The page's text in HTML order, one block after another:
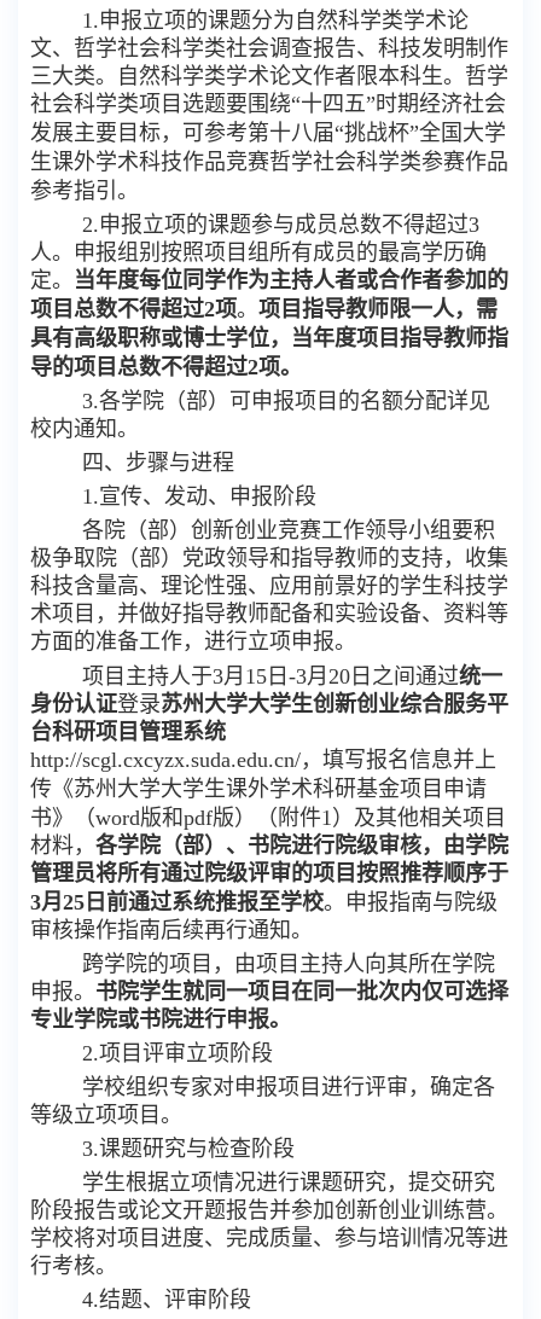
1.申报立项的课题分为自然科学类学术论
文、哲学社会科学类社会调查报告、科技发明制作
三大类。自然科学类学术论文作者限本科生。哲学
社会科学类项目选题要围绕“十四五”时期经济社会
发展主要目标，可参考第十八届“挑战杯”全国大学
生课外学术科技作品竞赛哲学社会科学类参赛作品
参考指引 。
2.申报立项的课题参与成员总数不得超过3
人。 申报组别按照项目组所有成员的最高学历确
定。 当年度每位同学作为主持人者或合作者参加的
项目总数不得超过2项。 项目指导教师限一人，需
具有高级职称或博士学位，当年度项目指导教师指
导的项目总数不得超过2项。
3.各学院（部）可申报项目的名额分配详见
校内通知。
四、步骤与进程
1.宣传、发动、申报阶段
各院（部） 创新创业竞赛工作领导小组 要积
极争取院（部）党政领导和指导教师的支持，收集
科技含量高、理论性强、应用前景好的学生科技学
术项目，并做好指导教师配备和实验设备、资料等
方面的准备工作，进行立项申报。
项目主持人于3月15日-3月20日之间通过统一
身份认证登录苏州大学大学生创新创业综合服务平
台科研项目管理系统
http://scgl.cxcyzx.suda.edu.cn/，填写报名信息并 上
传 《苏州大学大学生课外学术科研基金项目申请
书》（word版和pdf版）（附件1） 及其他相关项目
材料， 各学院（部）、书院进行院级审核，由学院
管理员将所有通过院级评审的项目按照推荐顺序于
3月 25日前通过系统推报至学校。 申报指南与院级
审核操作指南后续再行通知。
跨学院的项目，由项目 主持人向其所在学院
申报。 书院学生就同一项目在同一批次内仅可选择
专业学院或书院进行申报。
2.项目评审立项阶段
学校组织专家对申报项目进行评审，确定各
等级立项项目。
3.课题研究与检查阶段
学生根据立项情况进行课题研究，提交研究
阶段报告或论文开题报告并参加创新创业训练营。
学校将对项目进度、完成质量、参与培训情况等进
行考核。
4.结题、评审阶段